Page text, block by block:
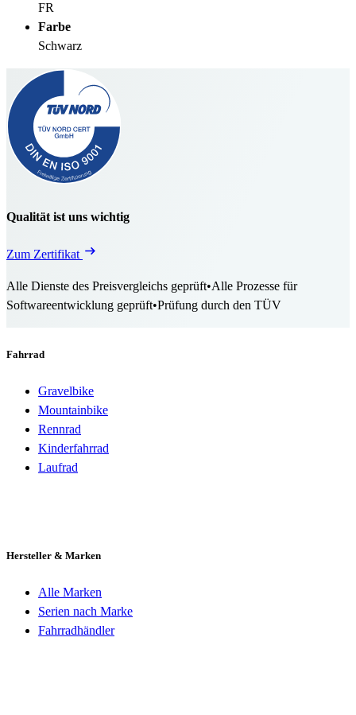
FR
Farbe
Schwarz
Qualität ist uns wichtig
Zum Zertifikat
Alle Dienste des Preisvergleichs geprüft•Alle Prozesse für
Softwareentwicklung geprüft•Prüfung durch den TÜV
Fahrrad
Gravelbike
Mountainbike
Rennrad
Kinderfahrrad
Laufrad
Hersteller & Marken
Alle Marken
Serien nach Marke
Fahrradhändler